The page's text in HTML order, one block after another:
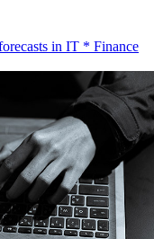
in IT * Finance